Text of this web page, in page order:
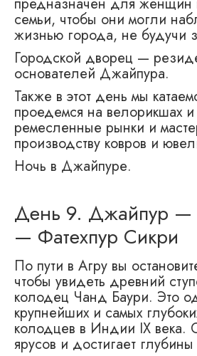
предназначен для женщин
семьи, чтобы они могли
жизнью города, не будучи
Городской дворец —
основателей Джайпура.
Также в этот день мы
проедемся на велорикшах
ремесленные рынки и
производству ковров и
Ночь в Джайпуре.
День 9. Джайпур —
— Фатехпур Сикри
По пути в Агру вы
чтобы увидеть древний
колодец Чанд Баури. Это
крупнейших и самых
колодцев в Индии IX века.
ярусов и достигает